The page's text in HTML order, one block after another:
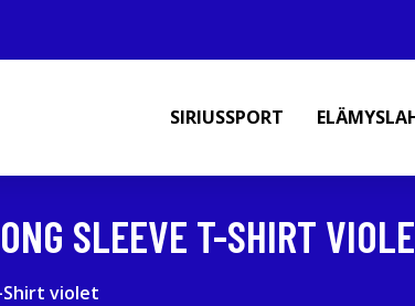
SIRIUSSPORT
SLEEVE T-SHIRT
Shirt violet